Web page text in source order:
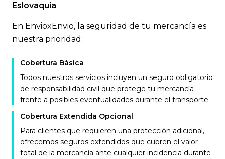
Eslovaquia
En EnvioxEnvio, la seguridad de tu mercancía es
nuestra prioridad:
Cobertura Básica
Todos nuestros servicios incluyen un seguro obligatorio
de responsabilidad civil que protege tu mercancía
frente a posibles eventualidades durante el transporte.
Cobertura Extendida Opcional
Para clientes que requieren una protección adicional,
ofrecemos seguros extendidos que cubren el valor
total de la mercancía ante cualquier incidencia durante